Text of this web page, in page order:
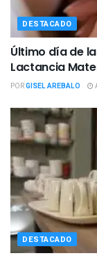
DESTACADO
Último día de
Lactancia
PORGISEL AREBALO
DESTACADO